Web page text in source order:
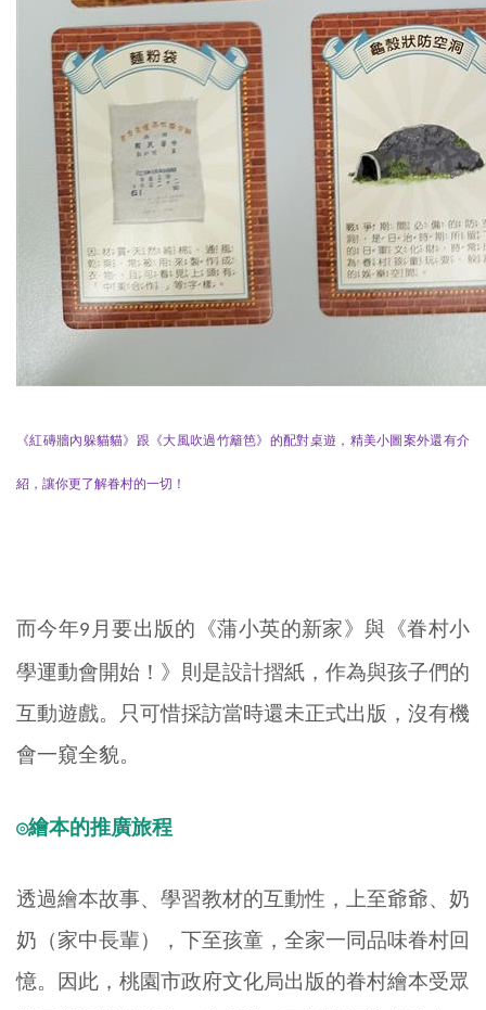
《紅磚牆內躲貓貓》跟《大風吹過竹籬笆》的配對桌遊，精美小圖案外還有介
紹，讓你更了解眷村的一切！
而今年9 月要出版的《蒲小英的新家》與《眷村小
學運動會開始！》則是設計摺紙，作為與孩子們的
互動遊戲。只可惜採訪當時還未正式出版，沒有機
會一窺全貌。
◎繪本的推廣旅程
透過繪本故事、學習教材的互動性，上至爺爺、奶
奶（家中長輩），下至孩童，全家一同品味眷村回
憶。因此，桃園市政府文化局出版的眷村繪本受眾